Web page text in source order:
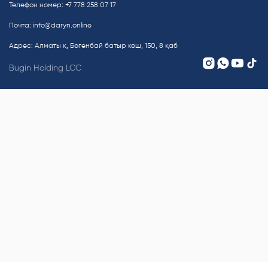
Телефон номер: +7 778 258 07 17
Почта: info@daryn.online
Адрес: Алматы қ, Бөгенбай батыр көш, 150, 8 қаб
Bugin Holding LCC